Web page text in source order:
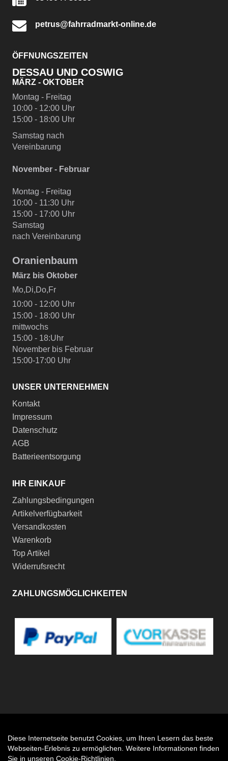
petrus@fahrradmarkt-online.de
ÖFFNUNGSZEITEN
DESSAU UND COSWIG
MÄRZ - OKTOBER
Montag - Freitag
10:00 - 12:00 Uhr
15:00 - 18:00 Uhr
Samstag nach
Vereinbarung
November - Februar
Montag - Freitag
10:00 - 11:30 Uhr
15:00 - 17:00 Uhr
Samstag
nach Vereinbarung
Oranienbaum
März bis Oktober
Mo,Di,Do,Fr
10:00 - 12:00 Uhr
15:00 - 18:00 Uhr
mittwochs
15:00 - 18:Uhr
November bis Februar
15:00-17:00 Uhr
UNSER UNTERNEHMEN
Kontakt
Impressum
Datenschutz
AGB
Batterieentsorgung
IHR EINKAUF
Zahlungsbedingungen
Artikelverfügbarkeit
Versandkosten
Warenkorb
Top Artikel
Widerrufsrecht
ZAHLUNGSMÖGLICHKEITEN
Diese Internetseite benutzt Cookies, um Ihren Lesern das beste
Webseiten-Erlebnis zu ermöglichen. Weitere Informationen finden
Sie in unseren Cookie-Richtlinien
Auftrag widerrufen